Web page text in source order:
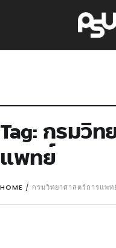
Tag: กรมวิท
แพทย์
HOME / กรมวิทยาศาสตร์การแพท